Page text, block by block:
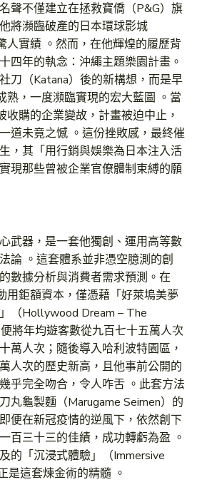
聲不僅建立在拯救寶僑（P&G）旗
將瀕臨破產的日本環球影城
人實績 。然而，在他輝煌的履歷背
四年的執念：沖繩主題樂園計畫。
刀（Katana）後的新構想，而是早
熟，一度瀕臨實現的宏大藍圖 。當
收購的企業變故，計畫被迫中止，
道未竟之憾 。這份挫敗感，最終催
，其「用行銷與娛樂為日本注入活
現那些曾被企業官僚體制束縛的願
武器，是一套他獨創、運用高等數
論 。這套體系並非憑空臆測的創
數據分析與消費者需求預測。在
用鉅額資本，僅憑藉「好萊塢美夢
（Hollywood Dream – The
將年均遊客數從九百七十五萬人次
萬人次；隨後導入哈利波特園區，
人次的歷史新高，且他事前公開的
乎完全吻合，令人咋舌 。此套方法
丸龜製麵（Marugame Seimen）的
便在新冠疫情的逆風下，依然創下
百三十三的佳績，成功轉虧為盈 。
的「沉浸式體驗」（Immersive
是這套煉金術的精髓 。